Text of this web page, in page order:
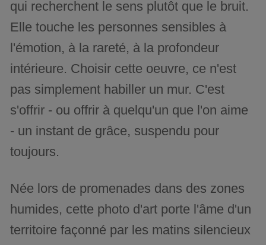
qui recherchent le sens plutôt que le bruit.
Elle touche les personnes sensibles à
l'émotion, à la rareté, à la profondeur
intérieure. Choisir cette oeuvre, ce n'est
pas simplement habiller un mur. C'est
s'offrir - ou offrir à quelqu'un que l'on aime
- un instant de grâce, suspendu pour
toujours.
Née lors de promenades dans des zones
humides, cette photo d'art porte l'âme d'un
territoire façonné par les matins silencieux